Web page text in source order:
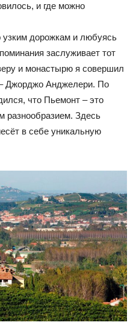
и где можно
узким дорожкам и любуясь
заслуживает тот
и монастырю я совершил
Джорджо Анджелери. По
что Пьемонт – это
разнообразием. Здесь
в себе уникальную